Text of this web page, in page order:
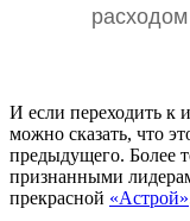
И если переходить к
можно сказать, что
предыдущего. Более
признанными
прекрасной «Астрой»